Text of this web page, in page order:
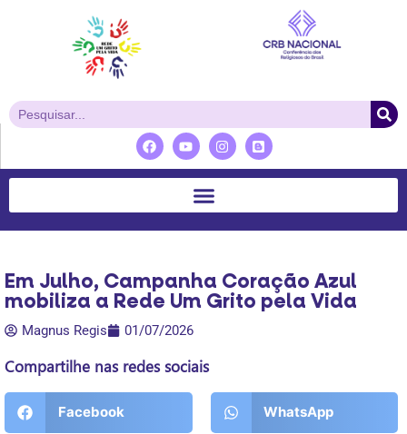
Em Julho, Campanha Coração Azul
mobiliza a Rede Um Grito pela Vida
Magnus Regis 01/07/2026
Compartilhe nas redes sociais
Facebook WhatsApp